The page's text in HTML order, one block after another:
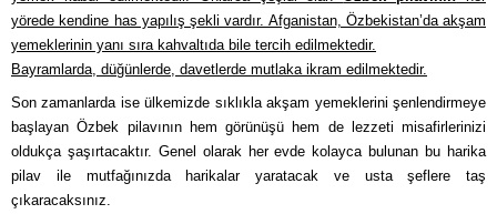
yörede kendine has yapılış şekli vardır. Afganistan, Özbekistan’da akşam
yemeklerinin yanı sıra kahvaltıda bile tercih edilmektedir.
Bayramlarda, düğünlerde, davetlerde mutlaka ikram edilmektedir.
Son zamanlarda ise ülkemizde sıklıkla akşam yemeklerini şenlendirmeye
başlayan Özbek pilavının hem görünüşü hem de lezzeti misafirlerinizi
oldukça şaşırtacaktır. Genel olarak her evde kolayca bulunan bu harika
pilav ile mutfağınızda harikalar yaratacak ve usta şeflere taş
çıkaracaksınız.